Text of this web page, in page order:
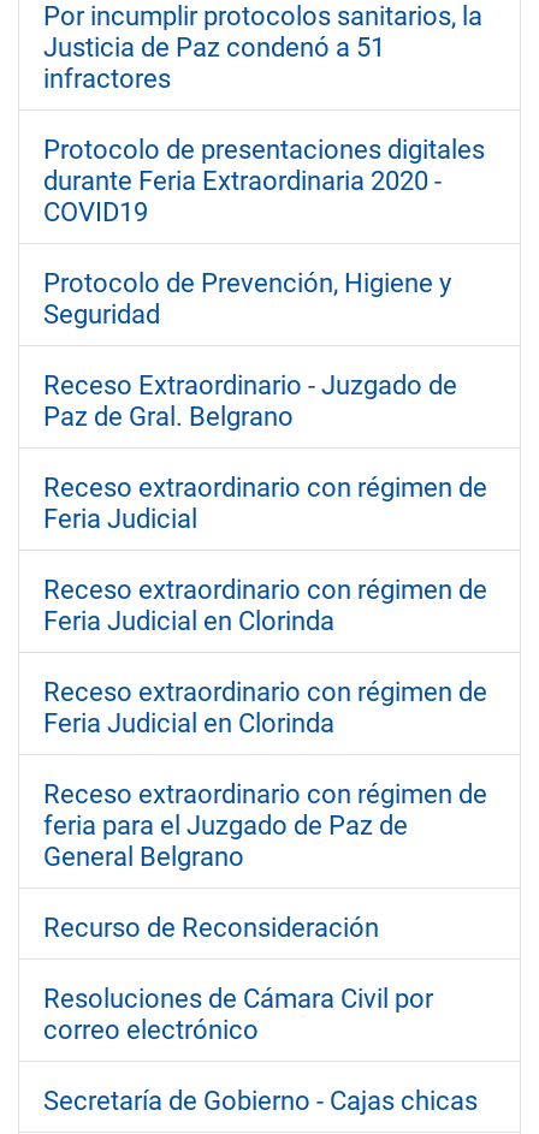
Por incumplir protocolos sanitarios, la
Justicia de Paz condenó a 51
infractores
Protocolo de presentaciones digitales
durante Feria Extraordinaria 2020 -
COVID19
Protocolo de Prevención, Higiene y
Seguridad
Receso Extraordinario - Juzgado de
Paz de Gral. Belgrano
Receso extraordinario con régimen de
Feria Judicial
Receso extraordinario con régimen de
Feria Judicial en Clorinda
Receso extraordinario con régimen de
Feria Judicial en Clorinda
Receso extraordinario con régimen de
feria para el Juzgado de Paz de
General Belgrano
Recurso de Reconsideración
Resoluciones de Cámara Civil por
correo electrónico
Secretaría de Gobierno - Cajas chicas